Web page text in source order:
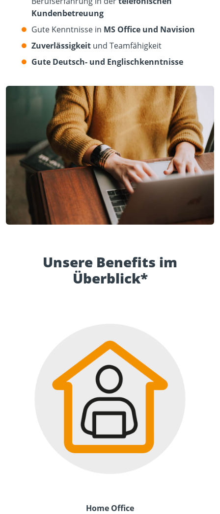
Kundenbetreuung
Gute Kenntnisse in MS Office und Navision
Zuverlässigkeit und Teamfähigkeit
Gute Deutsch- und Englischkenntnisse
Unsere Benefits im
Überblick*
Home Office